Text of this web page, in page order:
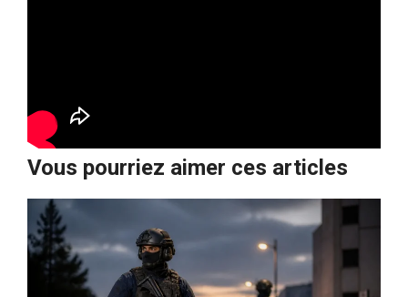
Vous pourriez aimer ces articles